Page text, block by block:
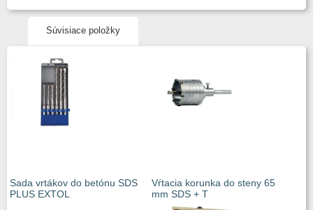
Súvisiace položky
Sada vrtákov do betónu SDS
PLUS EXTOL
Vŕtacia korunka do steny 65
mm SDS + T